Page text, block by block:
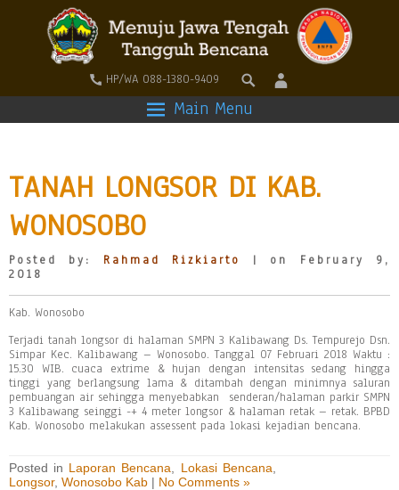
HP/WA 088-1380-9409
Main Menu
TANAH LONGSOR DI KAB.
WONOSOBO
Posted by: Rahmad Rizkiarto
| on February 9,
2018
Kab. Wonosobo
Terjadi tanah longsor di halaman SMPN 3 Kalibawang Ds. Tempurejo Dsn.
Simpar Kec. Kalibawang – Wonosobo. Tanggal 07 Februari 2018 Waktu :
15.30 WIB. cuaca extrime & hujan dengan intensitas sedang hingga
tinggi yang berlangsung lama & ditambah dengan minimnya saluran
pembuangan air sehingga menyebabkan senderan/halaman parkir SMPN
3 Kalibawang seinggi -+ 4 meter longsor & halaman retak – retak. BPBD
Kab. Wonosobo melakukan assessent pada lokasi kejadian bencana.
Posted in Laporan Bencana Lokasi Bencana
Longsor, Wonosobo Kab | No Comments »